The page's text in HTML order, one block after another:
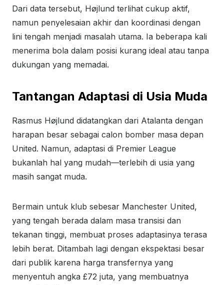
Dari data tersebut, Højlund terlihat cukup aktif,
namun penyelesaian akhir dan koordinasi dengan
lini tengah menjadi masalah utama. Ia beberapa kali
menerima bola dalam posisi kurang ideal atau tanpa
dukungan yang memadai.
Tantangan Adaptasi di Usia Muda
Rasmus Højlund didatangkan dari Atalanta dengan
harapan besar sebagai calon bomber masa depan
United. Namun, adaptasi di Premier League
bukanlah hal yang mudah—terlebih di usia yang
masih sangat muda.
Bermain untuk klub sebesar Manchester United,
yang tengah berada dalam masa transisi dan
tekanan tinggi, membuat proses adaptasinya terasa
lebih berat. Ditambah lagi dengan ekspektasi besar
dari publik karena harga transfernya yang
menyentuh angka £72 juta, yang membuatnya